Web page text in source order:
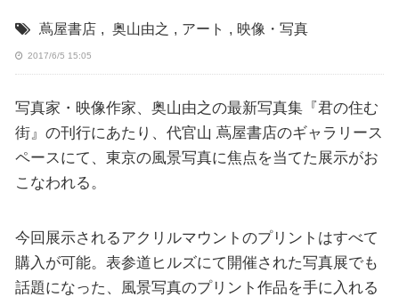
蔦屋書店 , 奥山由之 , アート , 映像・写真
2017/6/5 15:05
写真家・映像作家、奥山由之の最新写真集『君の住む
街』の刊行にあたり、代官山 蔦屋書店のギャラリース
ペースにて、東京の風景写真に焦点を当てた展示がお
こなわれる。
今回展示されるアクリルマウントのプリントはすべて
購入が可能。表参道ヒルズにて開催された写真展でも
話題になった、風景写真のプリント作品を手に入れる